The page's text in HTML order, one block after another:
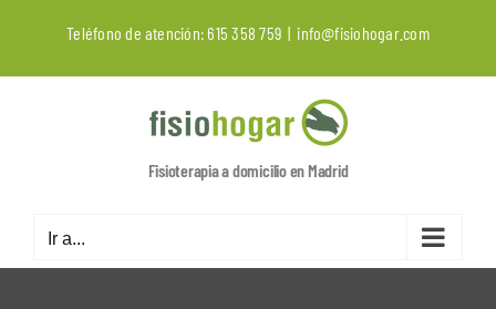
contenido
Teléfono de atención:615 358 759 | info@fisiohogar.com
Fisioterapia a domicilio en Madrid
Ir a...